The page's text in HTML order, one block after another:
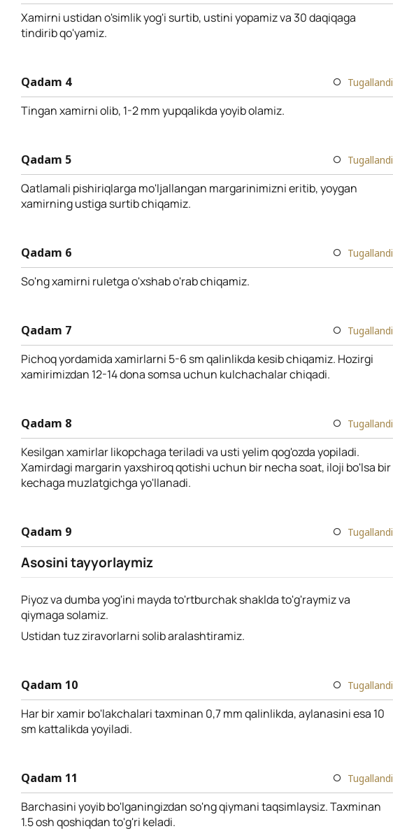
Xamirni ustidan o'simlik yog'i surtib, ustini yopamiz va 30 daqiqaga
tindirib qo'yamiz.
Qadam 4 Tugallandi
Tingan xamirni olib, 1-2 mm yupqalikda yoyib olamiz.
Qadam 5 Tugallandi
Qatlamali pishiriqlarga mo'ljallangan margarinimizni eritib, yoygan
xamirning ustiga surtib chiqamiz.
Qadam 6 Tugallandi
So'ng xamirni ruletga o'xshab o'rab chiqamiz.
Qadam 7 Tugallandi
Pichoq yordamida xamirlarni 5-6 sm qalinlikda kesib chiqamiz. Hozirgi
xamirimizdan 12-14 dona somsa uchun kulchachalar chiqadi.
Qadam 8 Tugallandi
Kesilgan xamirlar likopchaga teriladi va usti yelim qog'ozda yopiladi.
Xamirdagi margarin yaxshiroq qotishi uchun bir necha soat, iloji bo'lsa bir
kechaga muzlatgichga yo'llanadi.
Qadam 9 Tugallandi
Asosini tayyorlaymiz
Piyoz va dumba yog'ini mayda to'rtburchak shaklda to'g'raymiz va
qiymaga solamiz.
Ustidan tuz ziravorlarni solib aralashtiramiz.
Qadam 10 Tugallandi
Har bir xamir bo'lakchalari taxminan 0,7 mm qalinlikda, aylanasini esa 10
sm kattalikda yoyiladi.
Qadam 11 Tugallandi
Barchasini yoyib bo'lganingizdan so'ng qiymani taqsimlaysiz. Taxminan
1.5 osh qoshiqdan to'g'ri keladi.